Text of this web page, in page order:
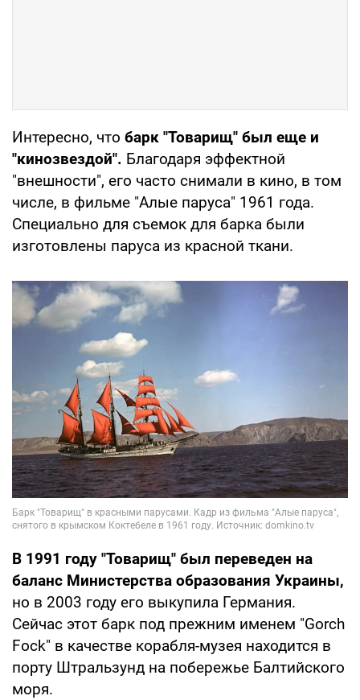
Интересно, что барк "Товарищ" был еще и
"кинозвездой". Благодаря эффектной
"внешности", его часто снимали в кино, в том
числе, в фильме "Алые паруса" 1961 года.
Специально для съемок для барка были
изготовлены паруса из красной ткани.
В 1991 году "Товарищ" был переведен на
баланс Министерства образования Украины,
но в 2003 году его выкупила Германия.
Сейчас этот барк под прежним именем "Gorch
Fock" в качестве корабля-музея находится в
порту Штральзунд на побережье Балтийского
моря.